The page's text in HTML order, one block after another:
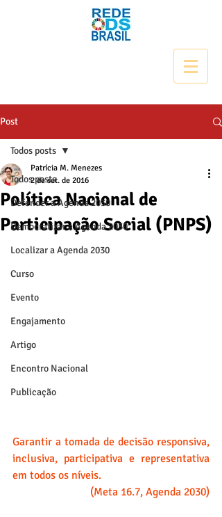
Post
Todos posts
Defender a Agenda 2030
Democratizar a Agenda 2030
Localizar a Agenda 2030
Curso
Evento
Engajamento
Artigo
Encontro Nacional
Publicação
Todos posts
Política Nacional de
Participação Social (PNPS)
Patrícia M. Menezes
2 de set. de 2016
Garantir a tomada de decisão responsiva,
inclusiva, participativa e representativa
em todos os níveis.
(Meta 16.7, Agenda 2030)